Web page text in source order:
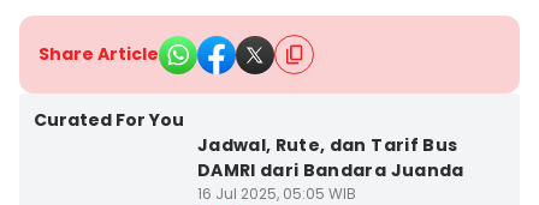
Share Article
Curated For You
Jadwal, Rute, dan Tarif Bus
DAMRI dari Bandara Juanda
16 Jul 2025, 05:05 WIB